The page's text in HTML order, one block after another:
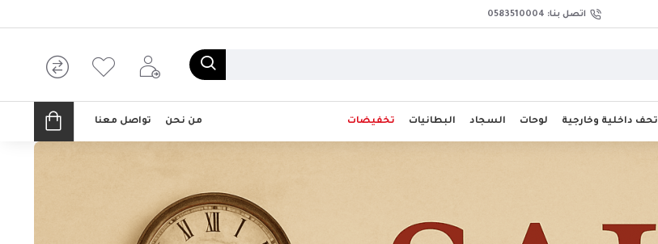
اتصل بنا: 0583510004
تحف داخلية وخارجية لوحات السجاد البطانيات تخفيضات من نحن تواصل معنا